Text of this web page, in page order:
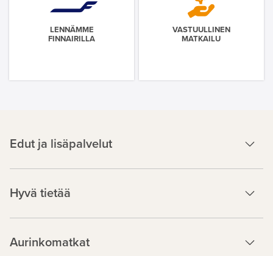
LENNÄMME
FINNAIRILLA
VASTUULLINEN
MATKAILU
Edut ja lisäpalvelut
Hyvä tietää
Aurinkomatkat